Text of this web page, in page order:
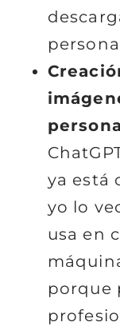
ya está
yo lo
usa en
porque